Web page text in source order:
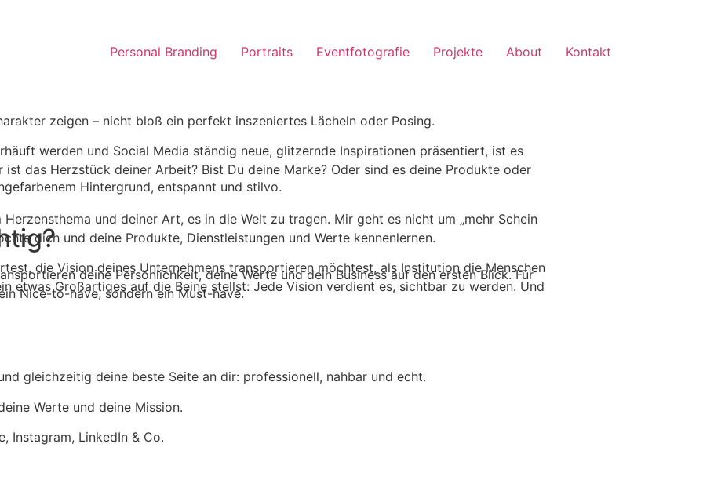
Personal Branding Portraits Eventfotografie Projekte About Kontakt
zeigen – nicht bloß ein perfekt inszeniertes Lächeln oder Posing.
werden und Social Media ständig neue, glitzernde Inspirationen präsentiert, ist es
ist das Herzstück deiner Arbeit? Bist Du deine Marke? Oder sind es deine Produkte oder
und deiner Art, es in die Welt zu tragen. Mir geht es nicht um „mehr Schein
dich und deine Produkte, Dienstleistungen und Werte kennenlernen.
die Vision deines Unternehmens transportieren möchtest, als Institution die Menschen
etwas Großartiges auf die Beine stellst: Jede Vision verdient es, sichtbar zu werden. Und
deine Persönlichkeit, deine Werte und dein Business auf den ersten Blick. Für
Nice-to-have, sondern ein Must-have.
gleichzeitig deine beste Seite an dir: professionell, nahbar und echt.
Werte und deine Mission.
Instagram, LinkedIn & Co.